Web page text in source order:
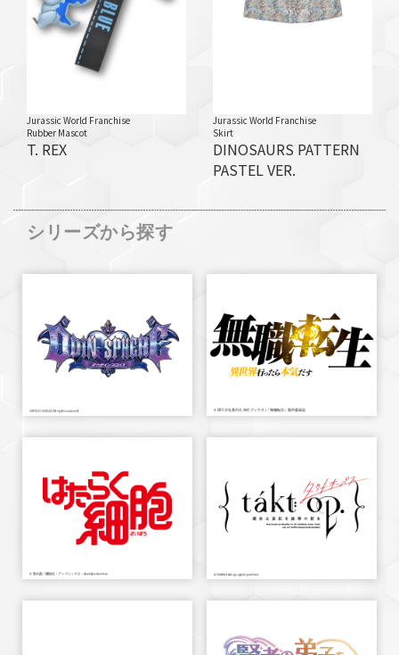
Jurassic World Franchise
Rubber Mascot
T. REX
Jurassic World Franchise
Skirt
DINOSAURS PATTERN
PASTEL VER.
シリーズから探す